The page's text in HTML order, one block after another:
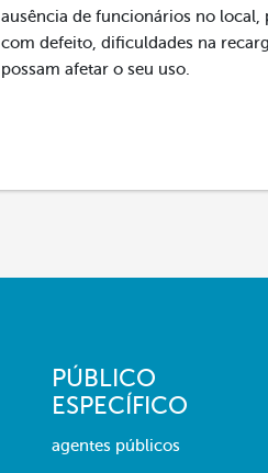
ausência de funcionários no
com defeito, dificuldades na
possam afetar o seu uso.
PÚBLICO
ESPECÍFICO
agentes públicos